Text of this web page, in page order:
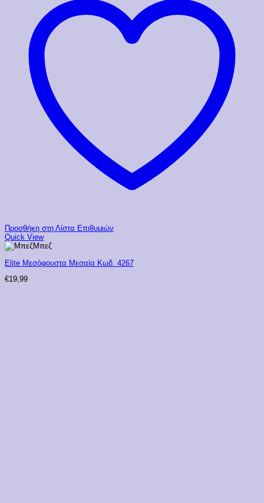
Προσθήκη στη Λίστα Επιθυμιών
Quick View
Μπεζ
Elite Μεσόφουστα Μεσαία Κωδ. 4267
€19,99